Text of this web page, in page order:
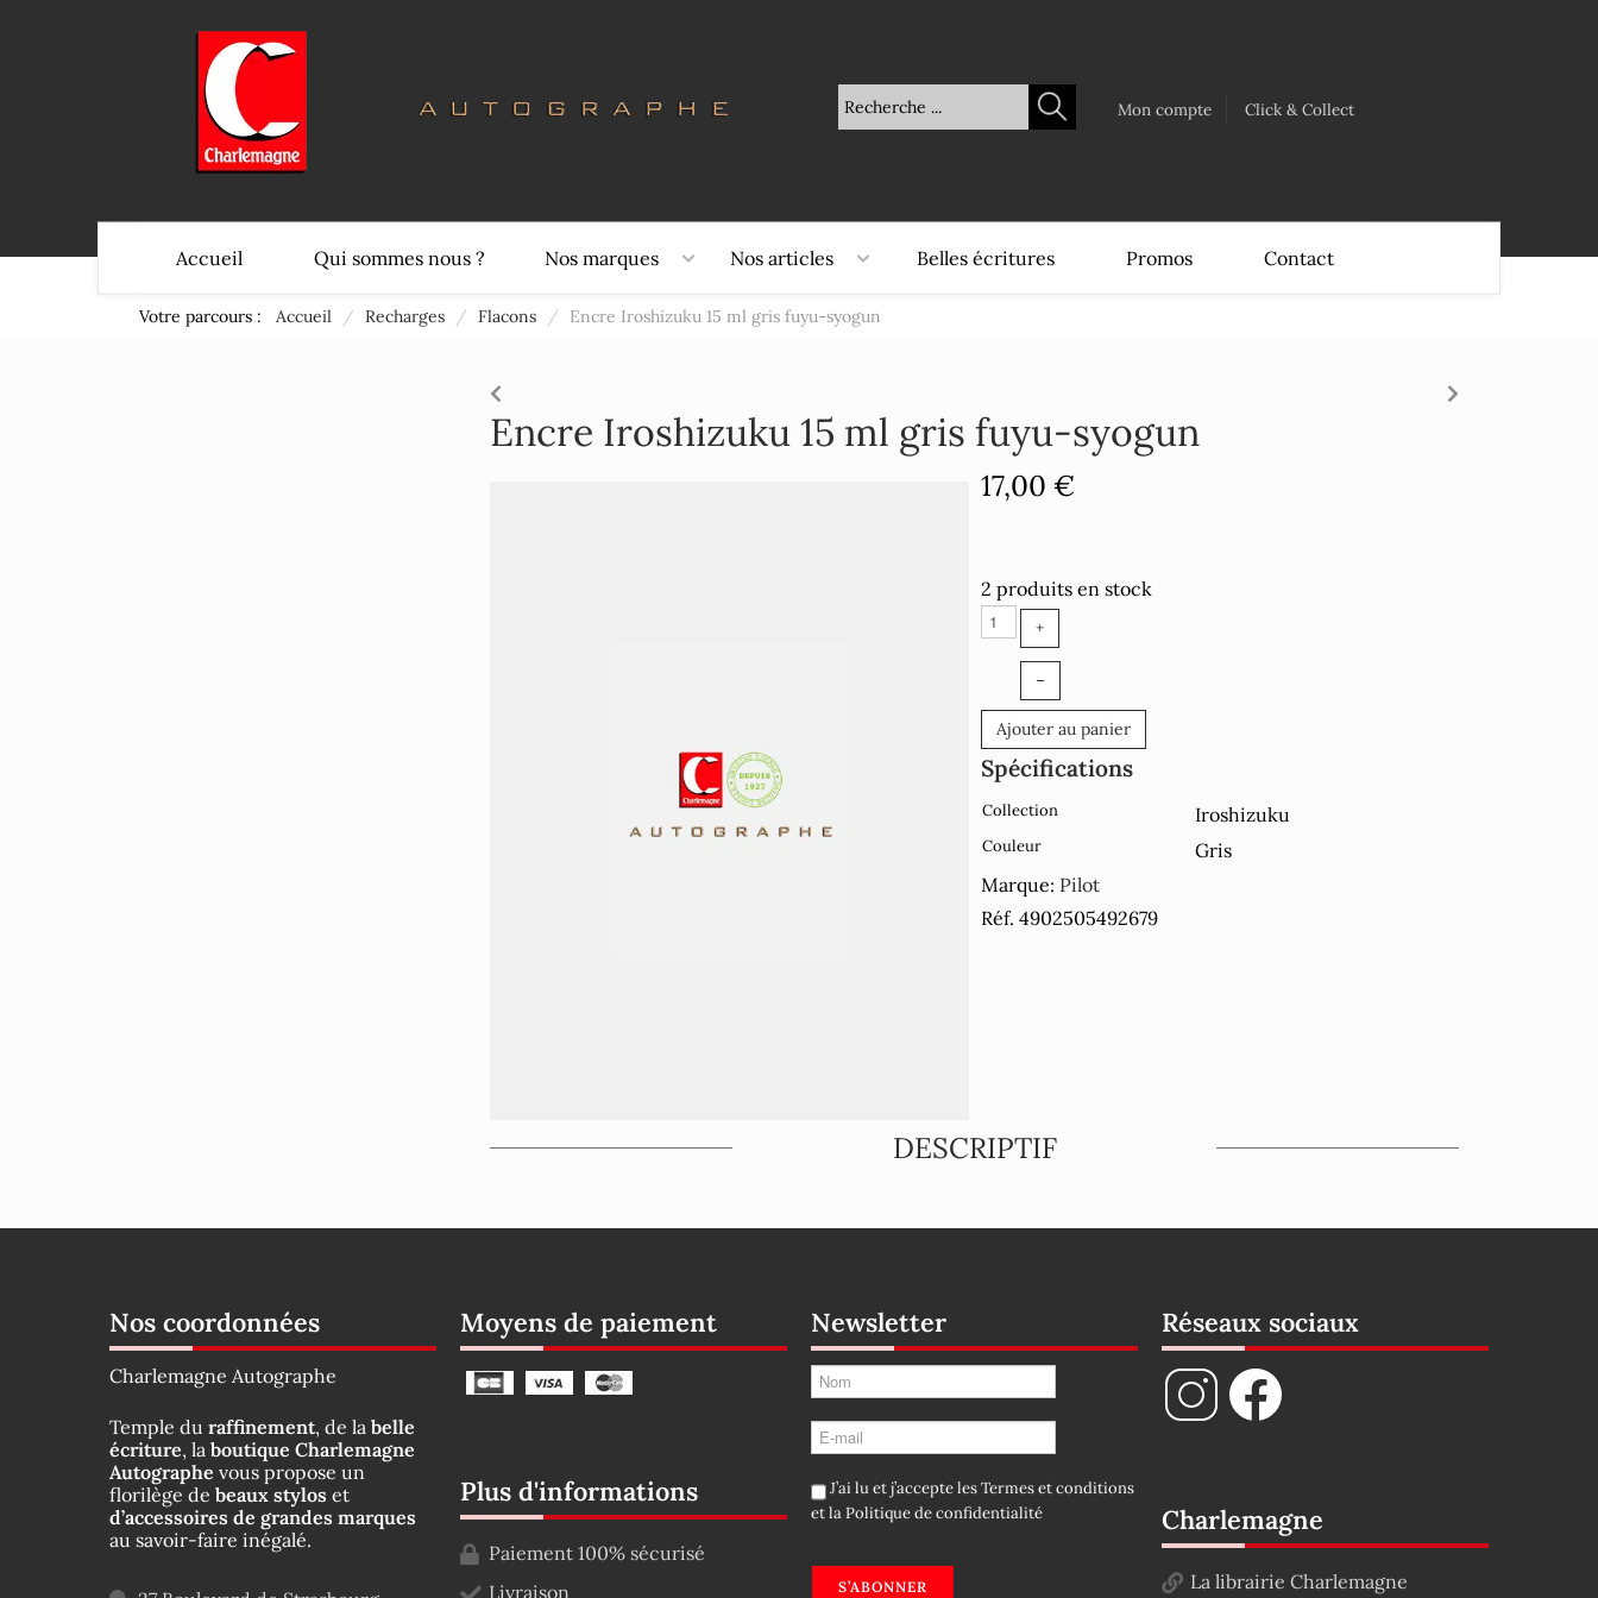
Mon compte Click & Collect
Accueil Qui sommes nous ? Nos marques Nos articles Belles écritures Promos Contact
Votre parcours : Accueil / Recharges / Flacons / Encre Iroshizuku 15 ml gris fuyu-syogun
Encre Iroshizuku 15 ml gris fuyu-syogun
17,00 €
2 produits en stock
+
–
Ajouter au panier
Spécifications
Collection Iroshizuku
Couleur
Gris
Marque: Pilot
Réf. 4902505492679
DESCRIPTIF
Nos coordonnées
Charlemagne Autographe
Temple du raffinement, de la belle
écriture, la boutique Charlemagne
Autographe vous propose un
florilège de beaux stylos et
d’accessoires de grandes marques
au savoir-faire inégalé.
Moyens de paiement
Plus d'informations
Paiement 100% sécurisé
Livraison
Newsletter
J’ai lu et j’accepte lesTermes et conditions
et laPolitique de confidentialité
S’ABONNER
Réseaux sociaux
Charlemagne
La librairie Charlemagne